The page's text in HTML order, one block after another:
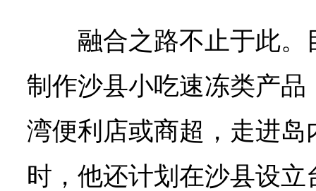
融合之路不止于此
制作沙县小吃速冻类产
湾便利店或商超，走进
时，他还计划在沙县设